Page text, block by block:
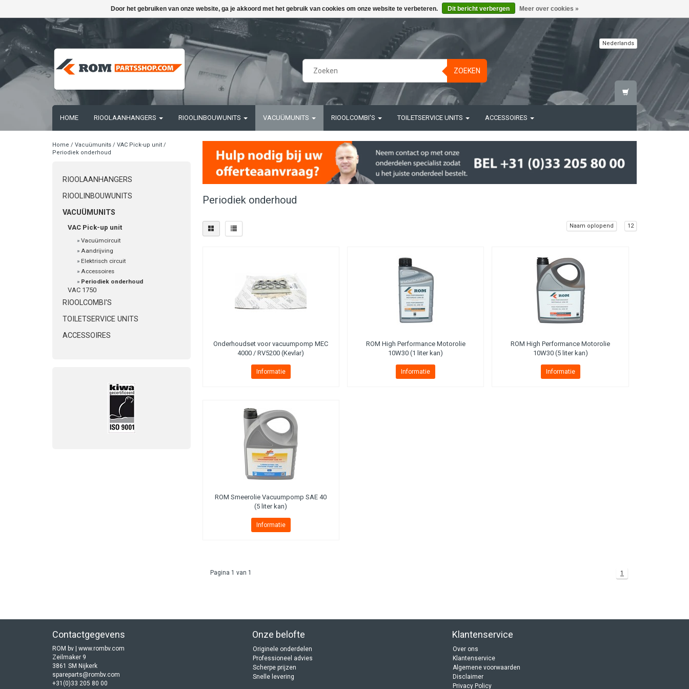
ZOEKEN
Nederlands
HOME RIOOLAANHANGERS RIOOLINBOUWUNITS VACUÜMUNITS RIOOLCOMBI'S TOILETSERVICE UNITS ACCESSOIRES
Home / Vacuümunits / VAC Pick-up unit /
Periodiek onderhoud
RIOOLAANHANGERS
RIOOLINBOUWUNITS
VACUÜMUNITS
VAC Pick-up unit
» Vacuümcircuit
» Aandrijving
» Elektrisch circuit
» Accessoires
» Periodiek onderhoud
VAC 1750
RIOOLCOMBI'S
TOILETSERVICE UNITS
ACCESSOIRES
Periodiek onderhoud
Naam oplopend 12
Onderhoudset voor vacuumpomp MEC
4000 / RV5200 (Kevlar)
Informatie
ROM High Performance Motorolie
10W30 (1 liter kan)
Informatie
ROM High Performance Motorolie
10W30 (5 liter kan)
Informatie
ROM Smeerolie Vacuumpomp SAE 40
(5 liter kan)
Informatie
Pagina 1 van 1 1
Contactgegevens
ROM bv | www.rombv.com
Zeilmaker 9
3861 SM Nijkerk
spareparts@rombv.com
+31(0)33 205 80 00
Onze belofte
Originele onderdelen
Professioneel advies
Scherpe prijzen
Snelle levering
Klantenservice
Over ons
Klantenservice
Algemene voorwaarden
Disclaimer
Privacy Policy
Door het gebruiken van onze website, ga je akkoord met het gebruik van cookies om onze website te verbeteren. Dit bericht verbergen Meer over cookies »